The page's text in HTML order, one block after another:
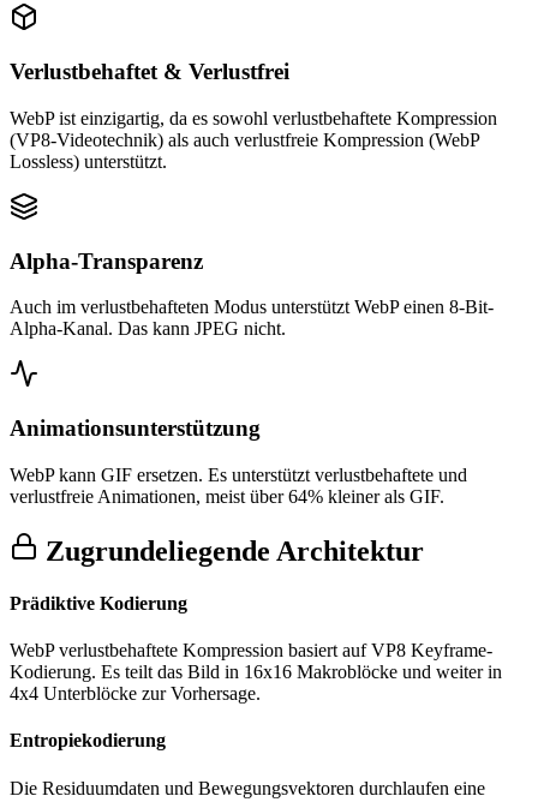
Verlustbehaftet & Verlustfrei
WebP ist einzigartig, da es sowohl verlustbehaftete Kompression
(VP8-Videotechnik) als auch verlustfreie Kompression (WebP
Lossless) unterstützt.
Alpha-Transparenz
Auch im verlustbehafteten Modus unterstützt WebP einen 8-Bit-
Alpha-Kanal. Das kann JPEG nicht.
Animationsunterstützung
WebP kann GIF ersetzen. Es unterstützt verlustbehaftete und
verlustfreie Animationen, meist über 64% kleiner als GIF.
Zugrundeliegende Architektur
Prädiktive Kodierung
WebP verlustbehaftete Kompression basiert auf VP8 Keyframe-
Kodierung. Es teilt das Bild in 16x16 Makroblöcke und weiter in
4x4 Unterblöcke zur Vorhersage.
Entropiekodierung
Die Residuumdaten und Bewegungsvektoren durchlaufen eine